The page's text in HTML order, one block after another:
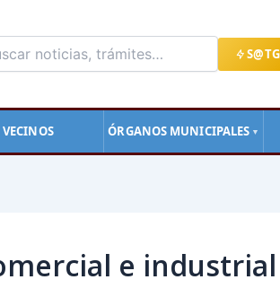
VECINOS ÓRGANOS MUNICIPALES ▼
e industrial